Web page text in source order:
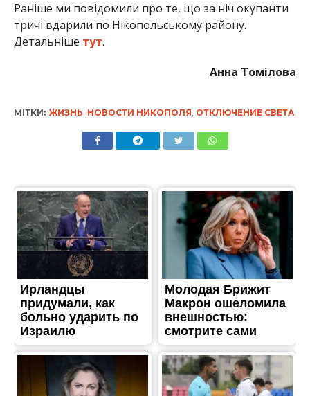
Раніше ми повідомили про те, що за ніч окупанти
тричі вдарили по Нікопольському району.
Детальніше тут.
Анна Томілова
МІТКИ: ЖИЗНЬ, НОВОСТИ НИКОПОЛЯ, ОТКЛЮЧЕНИЕ СВЕТА